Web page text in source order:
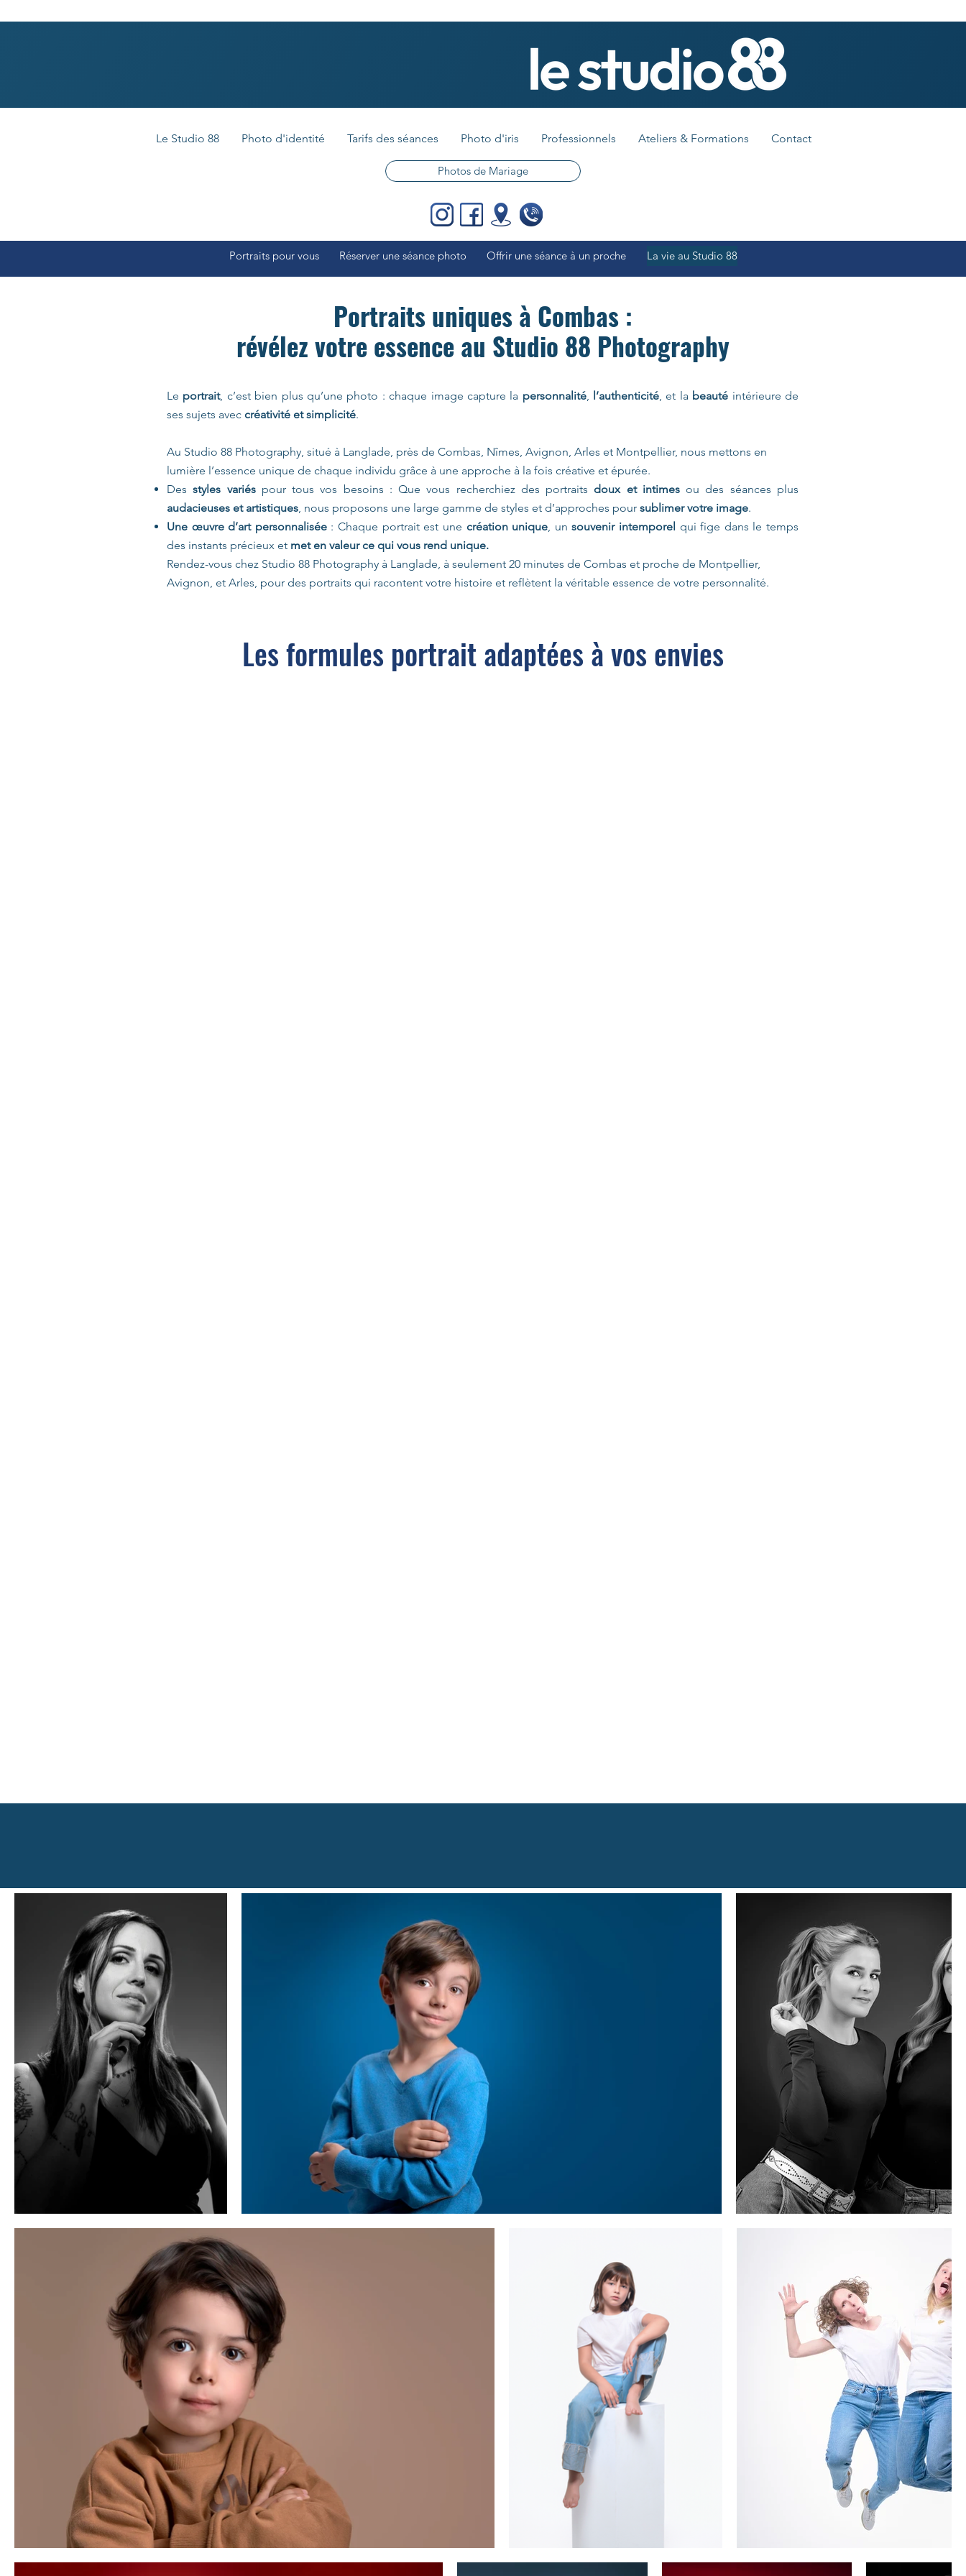
Le Studio 88 Photo d'identité Tarifs des séances Photo d'iris Professionnels Ateliers & Formations Contact
Photos de Mariage
Portraits pour vous Réserver une séance photo Offrir une séance à un proche La vie au Studio 88
Portraits uniques à Combas :
révélez votre essence au Studio 88 Photography
Le portrait, c’est bien plus qu’une photo : chaque image capture la personnalité, l’authenticité, et la beauté intérieure de
ses sujets avec créativité et simplicité.
Au Studio 88 Photography, situé à Langlade, près de Combas, Nîmes, Avignon, Arles et Montpellier, nous mettons en
lumière l’essence unique de chaque individu grâce à une approche à la fois créative et épurée.
Desstyles variéspour tous vos besoins : Que vous recherchiez des portraitsdoux et intimesou des séances plus
audacieuses et artistiques, nous proposons une large gamme de styles et d’approches pour sublimer votre image.
Une œuvre d’art personnalisée: Chaque portrait est une création unique, unsouvenir intemporel qui fige dans le temps
des instants précieux et met en valeur ce qui vous rend unique.
Rendez-vous chez Studio 88 Photography à Langlade, à seulement 20 minutes de Combas et proche de Montpellier,
Avignon, et Arles, pour des portraits qui racontent votre histoire et reflètent la véritable essence de votre personnalité.
Les formules portrait adaptées à vos envies